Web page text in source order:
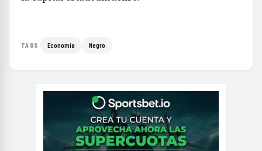
TAGS Economía Negro